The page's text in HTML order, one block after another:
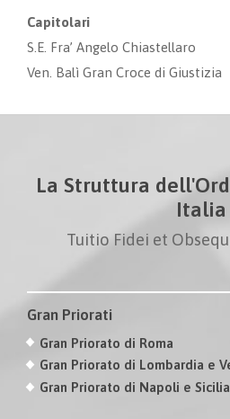
Capitolari
S.E. Fra’ Angelo Chiastellaro
Ven. Balì Gran Croce di Giustizia
La Struttura
Italia
Tuitio Fidei et
Gran Priorati
Gran Priorato di Roma
Gran Priorato di Lombardia e
Gran Priorato di Napoli e Sicilia